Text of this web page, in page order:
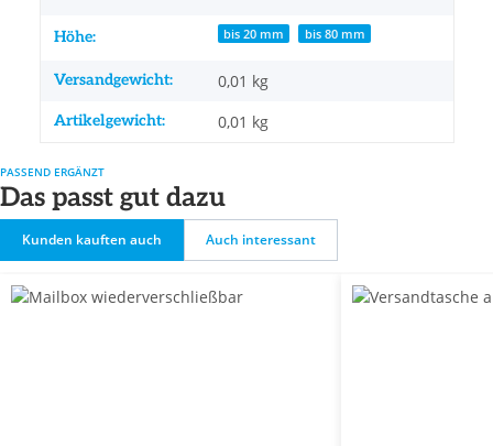
Höhe: bis 20 mm bis 80 mm
Versandgewicht: 0,01 kg
Artikelgewicht: 0,01 kg
PASSEND ERGÄNZT
Das passt gut dazu
Kunden kauften auch Auch interessant